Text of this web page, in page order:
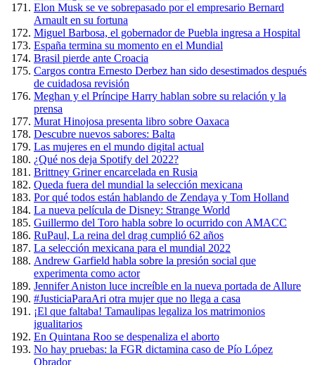
Elon Musk se ve sobrepasado por el empresario Bernard
Arnault en su fortuna
Miguel Barbosa, el gobernador de Puebla ingresa a Hospital
España termina su momento en el Mundial
Brasil pierde ante Croacia
Cargos contra Ernesto Derbez han sido desestimados después
de cuidadosa revisión
Meghan y el Príncipe Harry hablan sobre su relación y la
prensa
Murat Hinojosa presenta libro sobre Oaxaca
Descubre nuevos sabores: Balta
Las mujeres en el mundo digital actual
¿Qué nos deja Spotify del 2022?
Brittney Griner encarcelada en Rusia
Queda fuera del mundial la selección mexicana
Por qué todos están hablando de Zendaya y Tom Holland
La nueva película de Disney: Strange World
Guillermo del Toro habla sobre lo ocurrido con AMACC
RuPaul, La reina del drag cumplió 62 años
La selección mexicana para el mundial 2022
Andrew Garfield habla sobre la presión social que
experimenta como actor
Jennifer Aniston luce increíble en la nueva portada de Allure
#JusticiaParaAri otra mujer que no llega a casa
¡El que faltaba! Tamaulipas legaliza los matrimonios
igualitarios
En Quintana Roo se despenaliza el aborto
No hay pruebas: la FGR dictamina caso de Pío López
Obrador